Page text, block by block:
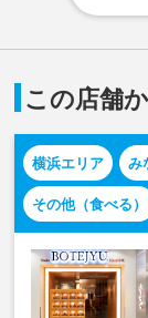
この店舗
横浜エリア み
その他（食べる）